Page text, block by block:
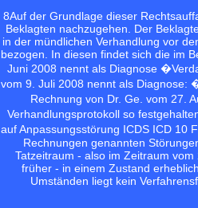
8Auf der Grundlage dieser
Beklagten nachzugehen. Der
in der mündlichen Verhandlung vor
bezogen. In diesen findet sich die im
Juni 2008 nennt als Diagnose
vom 9. Juli 2008 nennt als Diagnose:
Rechnung von Dr. Ge. vom 27.
Verhandlungsprotokoll so
auf Anpassungsstörung ICDS ICD 10
Rechnungen genannten
Tatzeitraum - also im Zeitraum
früher - in einem Zustand
Umständen liegt kein